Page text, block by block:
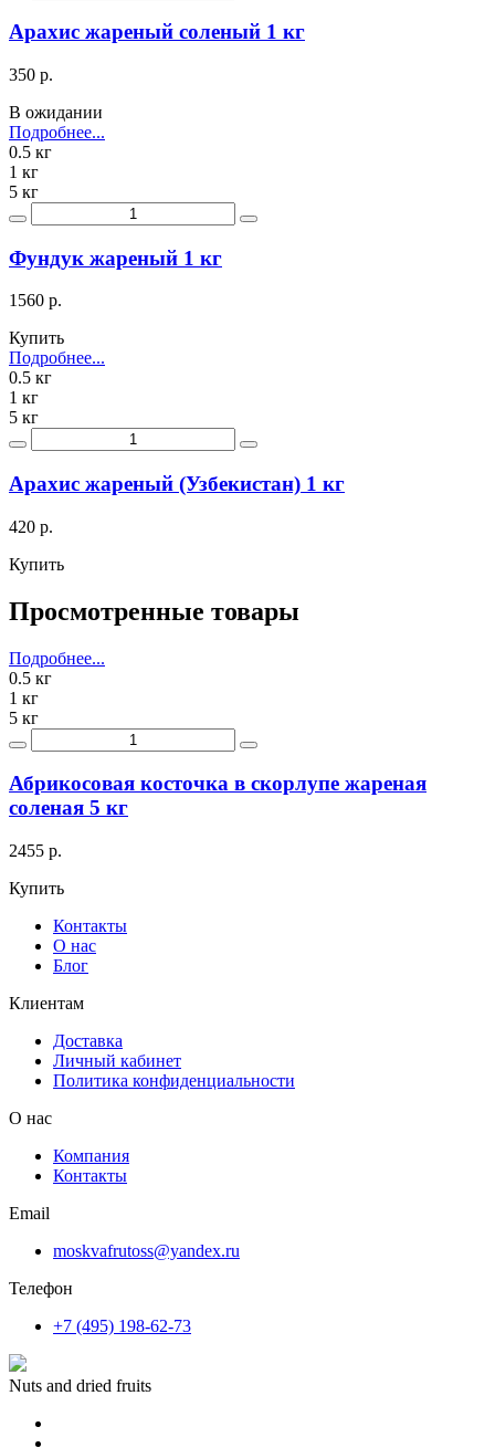
Арахис жареный соленый 1 кг
350 р.
В ожидании
Подробнее...
0.5 кг
1 кг
5 кг
Фундук жареный 1 кг
1560 р.
Купить
Подробнее...
0.5 кг
1 кг
5 кг
Арахис жареный (Узбекистан) 1 кг
420 р.
Купить
Просмотренные товары
Подробнее...
0.5 кг
1 кг
5 кг
Абрикосовая косточка в скорлупе жареная
соленая 5 кг
2455 р.
Купить
Контакты
О нас
Блог
Клиентам
Доставка
Личный кабинет
Политика конфиденциальности
О нас
Компания
Контакты
Email
moskvafrutoss@yandex.ru
Телефон
+7 (495) 198-62-73
Nuts and dried fruits